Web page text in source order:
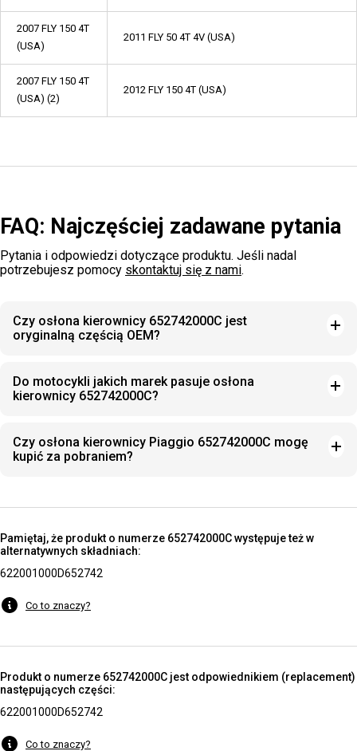
2007 FLY 150 4T
(USA)
2011 FLY 50 4T 4V (USA)
2007 FLY 150 4T
(USA) (2)
2012 FLY 150 4T (USA)
FAQ: Najczęściej zadawane pytania
Pytania i odpowiedzi dotyczące produktu. Jeśli nadal
potrzebujesz pomocy skontaktuj się z nami.
Czy osłona kierownicy 652742000C jest
oryginalną częścią OEM?
Do motocykli jakich marek pasuje osłona
kierownicy 652742000C?
Czy osłona kierownicy Piaggio 652742000C mogę
kupić za pobraniem?
Pamiętaj, że produkt o numerze 652742000C występuje też w
alternatywnych składniach:
622001000D652742
Co to znaczy?
Produkt o numerze 652742000C jest odpowiednikiem (replacement)
następujących części:
622001000D652742
Co to znaczy?